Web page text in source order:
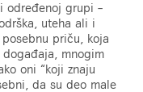
određenoj grupi –
uteha ali i
priču, koja
mnogim
oni “koji znaju
da su deo male